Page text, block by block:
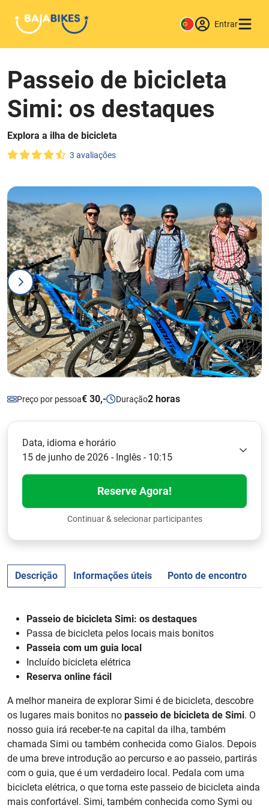
Entrar
Passeio de bicicleta
Simi: os destaques
Explora a ilha de bicicleta
3 avaliações
Preço por pessoa€ 30,- Duração2 horas
Data, idioma e horário
15 de junho de 2026 - Inglês - 10:15
Reserve Agora!
Continuar & selecionar participantes
Descrição Informações úteis Ponto de encontro
Passeio de bicicleta Simi: os destaques
Passa de bicicleta pelos locais mais bonitos
Passeia com um guia local
Incluído bicicleta elétrica
Reserva online fácil
A melhor maneira de explorar Simi é de bicicleta, descobre
os lugares mais bonitos no passeio de bicicleta de Simi. O
nosso guia irá receber-te na capital da ilha, também
chamada Simi ou também conhecida como Gialos. Depois
de uma breve introdução ao percurso e ao passeio, partirás
com o guia, que é um verdadeiro local. Pedala com uma
bicicleta elétrica, o que torna este passeio de bicicleta ainda
mais confortável. Simi, também conhecida como Symi ou